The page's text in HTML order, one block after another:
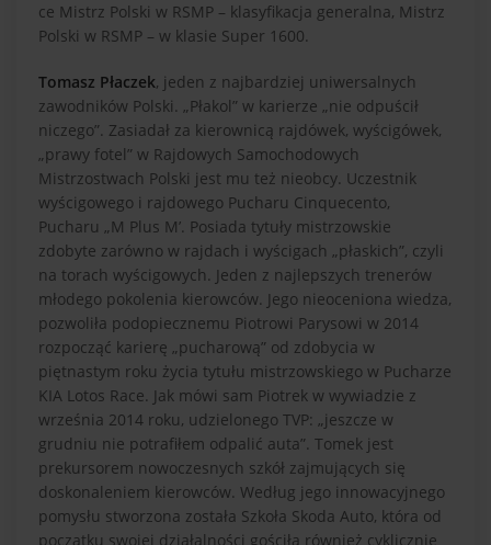
ce Mistrz Polski w RSMP – klasyfikacja generalna, Mistrz
Polski w RSMP – w klasie Super 1600.
Tomasz Płaczek, jeden z najbardziej uniwersalnych
zawodników Polski. „Płakol” w karierze „nie odpuścił
niczego”. Zasiadał za kierownicą rajdówek, wyścigówek,
„prawy fotel” w Rajdowych Samochodowych
Mistrzostwach Polski jest mu też nieobcy. Uczestnik
wyścigowego i rajdowego Pucharu Cinquecento,
Pucharu „M Plus M’. Posiada tytuły mistrzowskie
zdobyte zarówno w rajdach i wyścigach „płaskich”, czyli
na torach wyścigowych. Jeden z najlepszych trenerów
młodego pokolenia kierowców. Jego nieoceniona wiedza,
pozwoliła podopiecznemu Piotrowi Parysowi w 2014
rozpocząć karierę „pucharową” od zdobycia w
piętnastym roku życia tytułu mistrzowskiego w Pucharze
KIA Lotos Race. Jak mówi sam Piotrek w wywiadzie z
września 2014 roku, udzielonego TVP: „jeszcze w
grudniu nie potrafiłem odpalić auta”. Tomek jest
prekursorem nowoczesnych szkół zajmujących się
doskonaleniem kierowców. Według jego innowacyjnego
pomysłu stworzona została Szkoła Skoda Auto, która od
początku swojej działalności gościła również cyklicznie